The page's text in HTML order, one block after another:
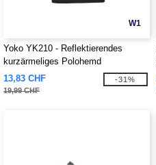
W1
Yoko YK210 - Reflektierendes
kurzärmeliges Polohemd
13,83 CHF
19,99 CHF
-31%